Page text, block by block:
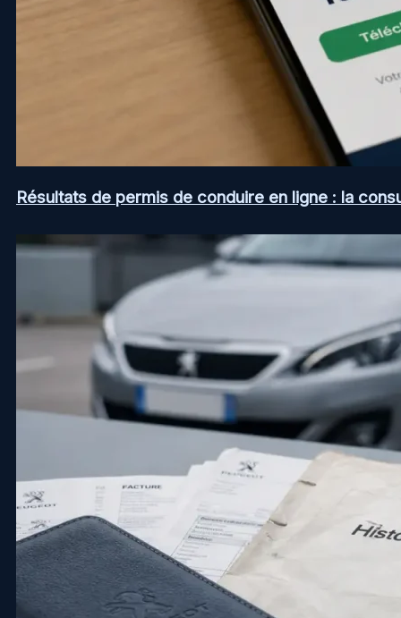
Résultats de permis de conduire en ligne : la